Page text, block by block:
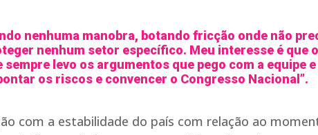
nenhuma manobra, botando fricção onde não
nenhum setor específico. Meu interesse é que
sempre levo os argumentos que pego com a equipe
os riscos e convencer o Congresso Nacional”.
com a estabilidade do país com relação ao